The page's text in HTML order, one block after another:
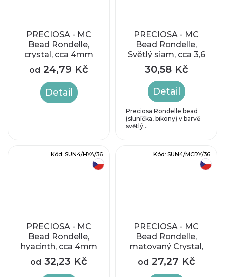
PRECIOSA - MC
Bead Rondelle,
crystal, cca 4mm
od 24,79 Kč
Detail
PRECIOSA - MC
Bead Rondelle,
Světlý siam, cca 3,6
x 4,1 mm
30,58 Kč
Detail
Preciosa Rondelle bead
(sluníčka, bikony) v barvě
světlý...
PRECIOSA - MC
Bead Rondelle,
hyacinth, cca 4mm
od 32,23 Kč
Kód: SUN4/HYA/36
PRECIOSA - MC
Bead Rondelle,
matovaný Crystal,
cca 4mm
od 27,27 Kč
Kód: SUN4/MCRY/36